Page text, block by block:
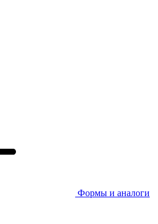
Формы и аналоги